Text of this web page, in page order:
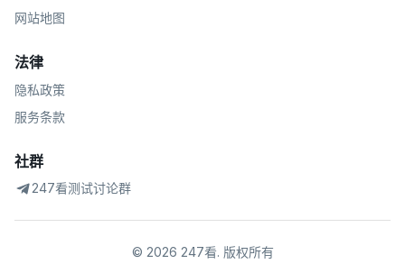
网站地图
法律
隐私政策
服务条款
社群
247看测试讨论群
© 2026 247看. 版权所有